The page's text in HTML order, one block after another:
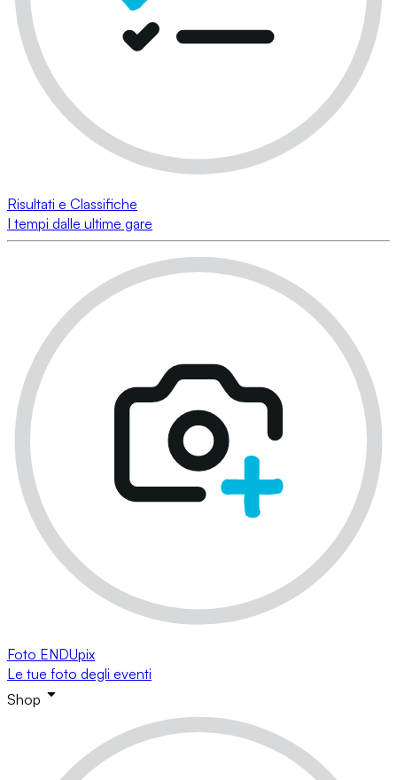
Risultati e Classifiche
I tempi dalle ultime gare
Foto ENDUpix
Le tue foto degli eventi
Shop